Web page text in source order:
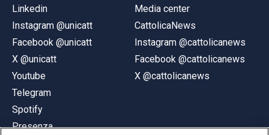
Linkedin
Instagram @unicatt
Facebook @unicatt
X @unicatt
Youtube
Telegram
Spotify
Presenza
Media center
CattolicaNews
Instagram @cattolicanews
Facebook @cattolicanews
X @cattolicanews